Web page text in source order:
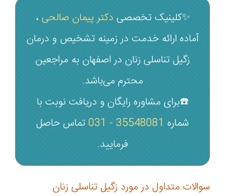
✨کلینیک تخصصی دکتر پیمان صالحی ،
آماده ارائه خدمت در زمینه تشخیص و درمان
زگیل تناسلی زنان در اصفهان به مراجعین
محترم می‌باشد.
☎️برای مشاوره رایگان و دریافت نوبت با
شماره‌ 35548081 - 031
تماس حاصل
فرمایید.
سوالات متداول در مورد زگیل تناسلی زنان